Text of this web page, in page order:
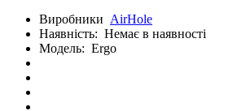
Виробники AirHole
Наявність: Немає в наявності
Модель: Ergo